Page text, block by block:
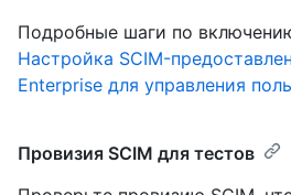
Подробные шаги по
Настройка SCIM-
Enterprise для управления
Провизия SCIM для тестов